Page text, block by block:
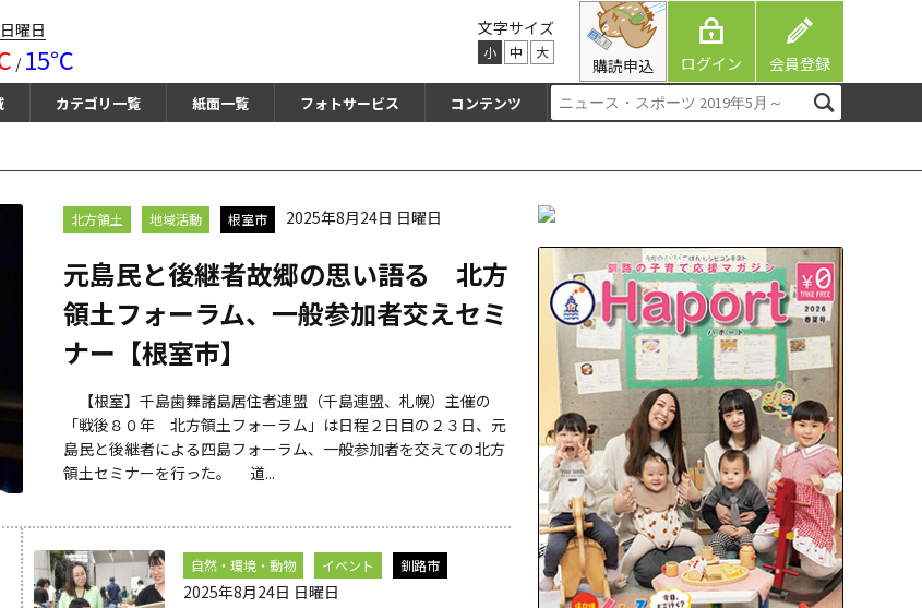
日曜日
/ 15℃
文字サイズ
小 中 大
購読申込 ログイン 会員登録
カテゴリ一覧 紙面一覧 フォトサービス コンテンツ
北方領土 地域活動 根室市 2025年8月24日 日曜日
元島民と後継者故郷の思い語る 北方
領土フォーラム、一般参加者交えセミ
ナー【根室市】
【根室】千島歯舞諸島居住者連盟（千島連盟、札幌）主催の
「戦後８０年 北方領土フォーラム」は日程２日目の２３日、元
島民と後継者による四島フォーラム、一般参加者を交えての北方
領土セミナーを行った。 道...
自然・環境・動物 イベント 釧路市
2025年8月24日 日曜日